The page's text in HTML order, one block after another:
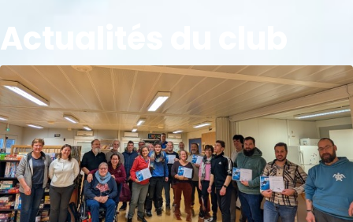
Actualités du club